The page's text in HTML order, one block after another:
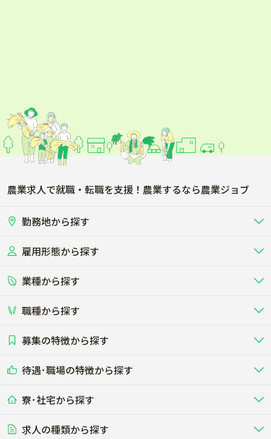
農業求人で就職・転職を支援！農業するなら農業ジョブ
勤務地から探す
北海道
関東
東海
雇用形態から探す
正社員 バイト・アルバイト・パート
短期アルバイト
その他（独立・副業など）
業種から探す
畜産（酪農･肉牛･養豚･養鶏など）
酪農
する牧場
養豚
る養豚場
畑・圃場で野菜・穀物を生産 ビニールハウスで多様な野菜の生産
稲作
農業資材･肥料
その他業種
職種から探す
農場･牧場･現場職
専門職（獣医師･人工授精師･
募集の特徴から探す
未経験歓迎
学歴不問
50代採用実績あり
待遇･職場の特徴から探す
社会保険完備
食事補助あり
寮･社宅から探す
単身寮あり
求人の種類から探す